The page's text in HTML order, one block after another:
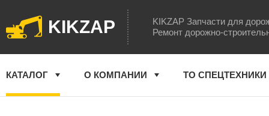
KIKZAP
KIKZAP Запчасти для
Ремонт дорожно-
КАТАЛОГ О КОМПАНИИ ТО СПЕЦТЕХНИКИ